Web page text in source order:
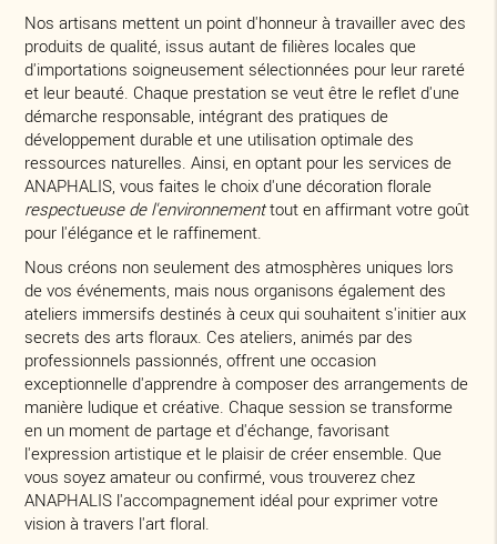
Nos artisans mettent un point d'honneur à travailler avec des
produits de qualité, issus autant de filières locales que
d'importations soigneusement sélectionnées pour leur rareté
et leur beauté. Chaque prestation se veut être le reflet d'une
démarche responsable, intégrant des pratiques de
développement durable et une utilisation optimale des
ressources naturelles. Ainsi, en optant pour les services de
ANAPHALIS, vous faites le choix d'une décoration florale
respectueuse de l'environnementtout en affirmant votre goût
pour l'élégance et le raffinement.
Nous créons non seulement des atmosphères uniques lors
de vos événements, mais nous organisons également des
ateliers immersifs destinés à ceux qui souhaitent s'initier aux
secrets des arts floraux. Ces ateliers, animés par des
professionnels passionnés, offrent une occasion
exceptionnelle d'apprendre à composer des arrangements de
manière ludique et créative. Chaque session se transforme
en un moment de partage et d'échange, favorisant
l'expression artistique et le plaisir de créer ensemble. Que
vous soyez amateur ou confirmé, vous trouverez chez
ANAPHALIS l'accompagnement idéal pour exprimer votre
vision à travers l'art floral.